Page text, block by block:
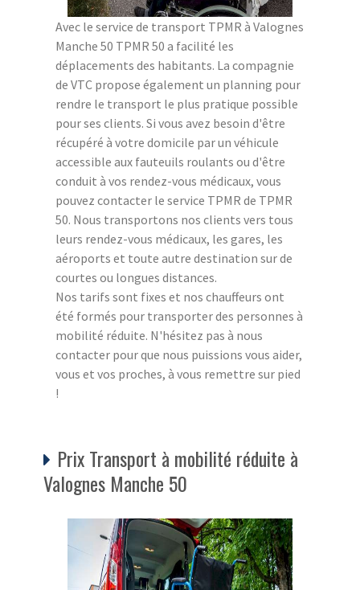
Avec le service de transport TPMR à Valognes
Manche 50 TPMR 50 a facilité les
déplacements des habitants. La compagnie
de VTC propose également un planning pour
rendre le transport le plus pratique possible
pour ses clients. Si vous avez besoin d'être
récupéré à votre domicile par un véhicule
accessible aux fauteuils roulants ou d'être
conduit à vos rendez-vous médicaux, vous
pouvez contacter le service TPMR de TPMR
50. Nous transportons nos clients vers tous
leurs rendez-vous médicaux, les gares, les
aéroports et toute autre destination sur de
courtes ou longues distances.
Nos tarifs sont fixes et nos chauffeurs ont
été formés pour transporter des personnes à
mobilité réduite. N'hésitez pas à nous
contacter pour que nous puissions vous aider,
vous et vos proches, à vous remettre sur pied
!
Prix Transport à mobilité réduite à
Valognes Manche 50